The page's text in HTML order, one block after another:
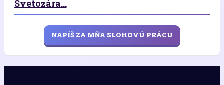
Svetozára...
NAPÍŠ ZA MŇA SLOHOVÚ PRÁCU